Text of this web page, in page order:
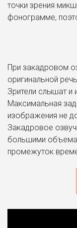
до линейки The
Озвучьте свой
ролику – это
голос Урганта,
бюджет? Не беда:
отлично
отличите от
Затрудняетесь в
Но это не
кликов. Менее
от одного из
точки зрения
фонограмме,
При закадровом
оригинальной
Зрители слышат и
Максимальная
изображения не
Закадровое
большими
промежуток